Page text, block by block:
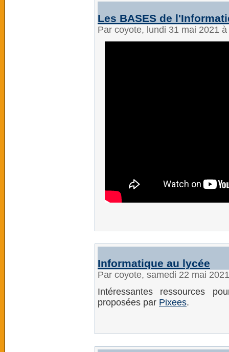
Les BASES de
Par coyote, lundi 31 mai 2021
Informatique au lycée
Par coyote, samedi 22 mai
Intéressantes ressources
proposées par Pixees.